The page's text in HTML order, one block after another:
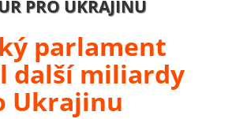
PRO UKRAJINU
parlament
další miliardy
Ukrajinu